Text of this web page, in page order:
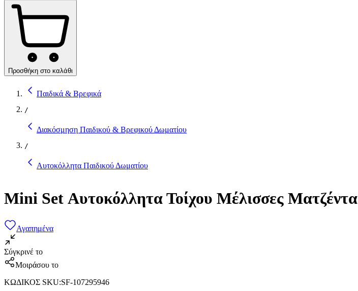
Προσθήκη στο καλάθι
Παιδικά & Βρεφικά
/
Διακόσμηση Παιδικού & Βρεφικού Δωματίου
/
Αυτοκόλλητα Παιδικού Δωματίου
Mini Set Αυτοκόλλητα Τοίχου Μέλισσες Ματζέντα
Αγαπημένα
Σύγκρινέ το
Μοιράσου το
ΚΩΔΙΚΟΣ SKU:SF-107295946